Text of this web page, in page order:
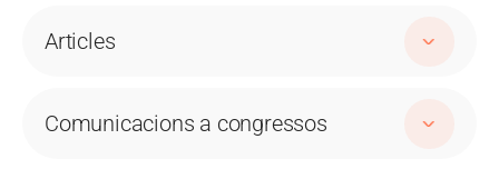
Articles
Comunicacions a congressos